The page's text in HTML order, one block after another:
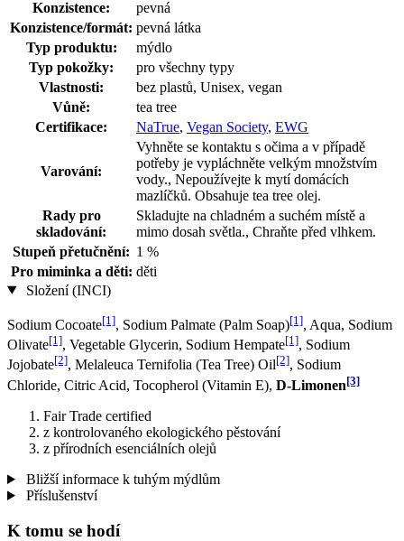
Konzistence:
pevná
Konzistence/formát: pevná látka
Typ produktu:
mýdlo
Typ pokožky:
pro všechny typy
Vlastnosti:
bez plastů, Unisex, vegan
Vůně:
tea tree
Certifikace:
NaTrue, Vegan Society, EWG
Varování:
Vyhněte se kontaktu s očima a v případě
potřeby je vypláchněte velkým množstvím
vody., Nepoužívejte k mytí domácích
mazlíčků. Obsahuje tea tree olej.
Rady pro
skladování:
Skladujte na chladném a suchém místě a
mimo dosah světla., Chraňte před vlhkem.
Stupeň přetučnění: 1 %
Pro miminka a děti: děti
Složení (INCI)
Sodium Cocoate[1], Sodium Palmate (Palm Soap)[1], Aqua, Sodium
Olivate[1], Vegetable Glycerin, Sodium Hempate[1], Sodium
Jojobate[2], Melaleuca Ternifolia (Tea Tree) Oil[2], Sodium
Chloride, Citric Acid, Tocopherol (Vitamin E), D-Limonen[3]
Fair Trade certified
z kontrolovaného ekologického pěstování
z přírodních esenciálních olejů
Bližší informace k tuhým mýdlům
Příslušenství
K tomu se hodí